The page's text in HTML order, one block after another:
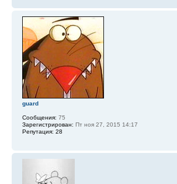
guard
Сообщения: 75
Зарегистрирован: Пт ноя 27, 2015 14:17
Репутация: 28